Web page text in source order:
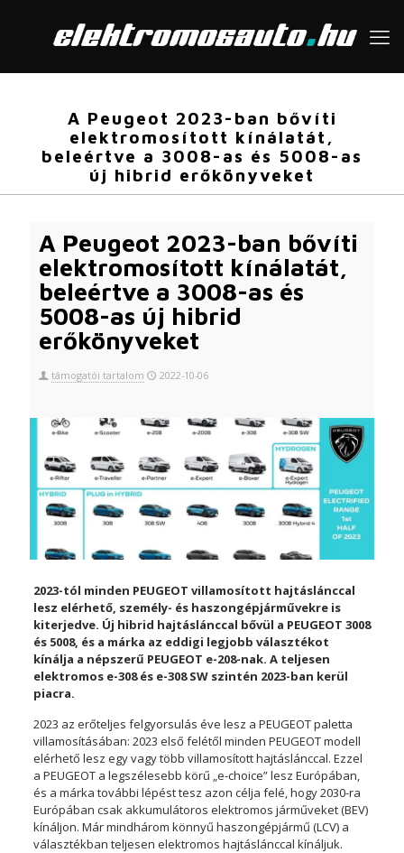
A Peugeot 2023-ban bővíti
elektromosított kínálatát,
beleértve a 3008-as és 5008-as
új hibrid erőkönyveket
A Peugeot 2023-ban bővíti
elektromosított kínálatát,
beleértve a 3008-as és
5008-as új hibrid
erőkönyveket
támogatói tartalom 2022-10-06
2023-tól minden PEUGEOT villamosított hajtáslánccal
lesz elérhető, személy- és haszongépjárművekre is
kiterjedve. Új hibrid hajtáslánccal bővül a PEUGEOT 3008
és 5008, és a márka az eddigi legjobb választékot
kínálja a népszerű PEUGEOT e-208-nak. A teljesen
elektromos e-308 és e-308 SW szintén 2023-ban kerül
piacra.
2023 az erőteljes felgyorsulás éve lesz a PEUGEOT paletta
villamosításában: 2023 első felétől minden PEUGEOT modell
elérhető lesz egy vagy több villamosított hajtáslánccal. Ezzel
a PEUGEOT a legszélesebb körű „e-choice” lesz Európában,
és a márka további lépést tesz azon célja felé, hogy 2030-ra
Európában csak akkumulátoros elektromos járműveket (BEV)
kínáljon. Már mindhárom könnyű haszongépjármű (LCV) a
választékban teljesen elektromos hajtáslánccal kínáljuk.